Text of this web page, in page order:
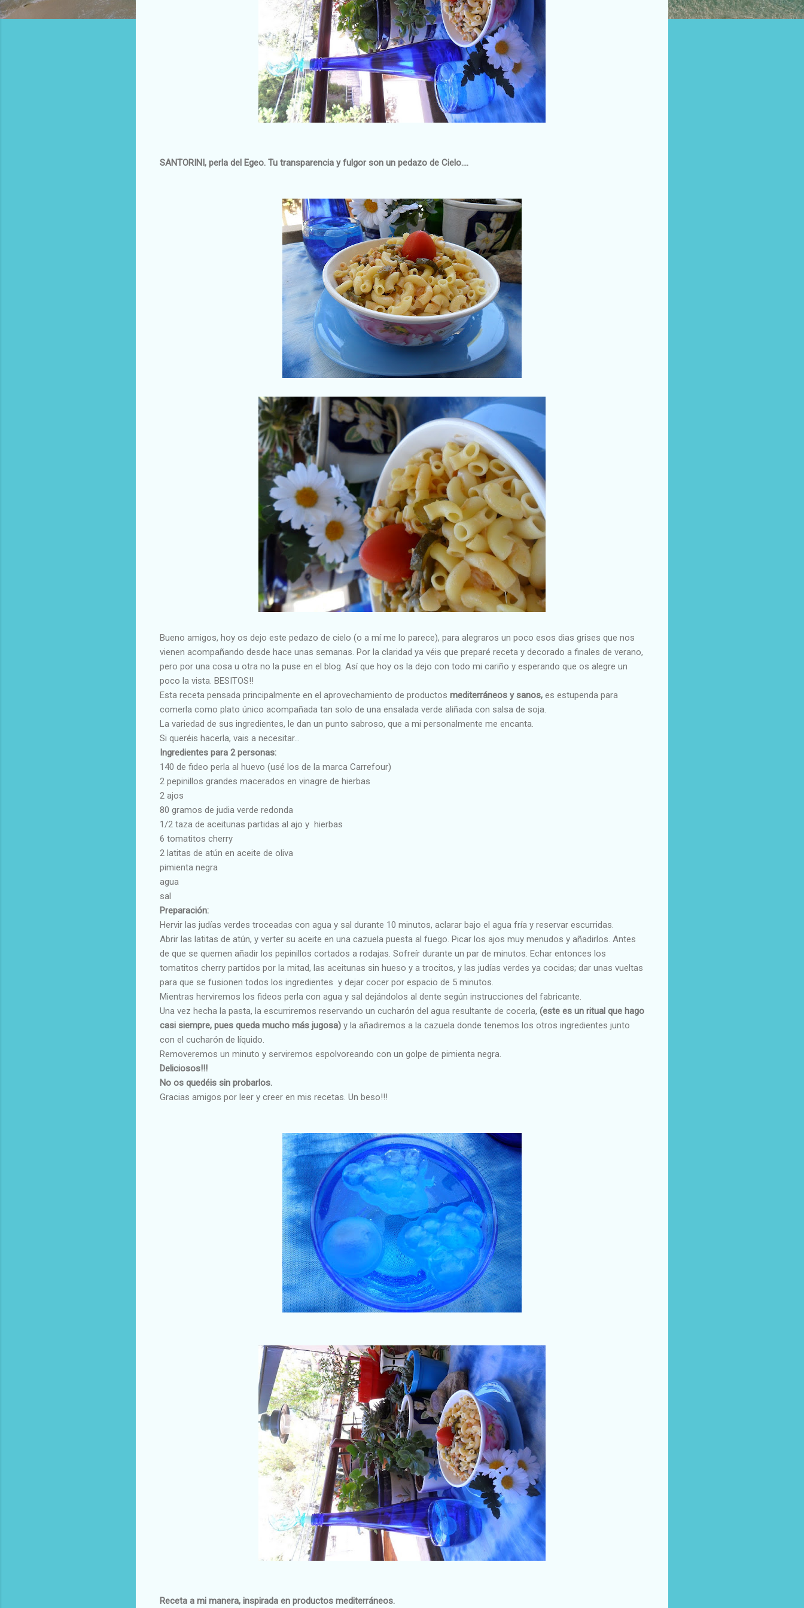
SANTORINI, perla del Egeo. Tu transparencia y fulgor son un pedazo de Cielo....
Bueno amigos, hoy os dejo este pedazo de cielo (o a mí me lo parece), para alegraros un poco esos dias grises que nos
vienen acompañando desde hace unas semanas. Por la claridad ya véis que preparé receta y decorado a finales de verano,
pero por una cosa u otra no la puse en el blog. Así que hoy os la dejo con todo mi cariño y esperando que os alegre un
poco la vista. BESITOS!!
Esta receta pensada principalmente en el aprovechamiento de productos mediterráneos y sanos, es estupenda para
comerla como plato único acompañada tan solo de una ensalada verde aliñada con salsa de soja.
La variedad de sus ingredientes, le dan un punto sabroso, que a mi personalmente me encanta.
Si queréis hacerla, vais a necesitar...
Ingredientes para 2 personas:
140 de fideo perla al huevo (usé los de la marca Carrefour)
2 pepinillos grandes macerados en vinagre de hierbas
2 ajos
80 gramos de judia verde redonda
1/2 taza de aceitunas partidas al ajo y hierbas
6 tomatitos cherry
2 latitas de atún en aceite de oliva
pimienta negra
agua
sal
Preparación:
Hervir las judías verdes troceadas con agua y sal durante 10 minutos, aclarar bajo el agua fría y reservar escurridas.
Abrir las latitas de atún, y verter su aceite en una cazuela puesta al fuego. Picar los ajos muy menudos y añadirlos. Antes
de que se quemen añadir los pepinillos cortados a rodajas. Sofreír durante un par de minutos. Echar entonces los
tomatitos cherry partidos por la mitad, las aceitunas sin hueso y a trocitos, y las judías verdes ya cocidas; dar unas vueltas
para que se fusionen todos los ingredientes y dejar cocer por espacio de 5 minutos.
Mientras herviremos los fideos perla con agua y sal dejándolos al dente según instrucciones del fabricante.
Una vez hecha la pasta, la escurriremos reservando un cucharón del agua resultante de cocerla, (este es un ritual que hago
casi siempre, pues queda mucho más jugosa) y la añadiremos a la cazuela donde tenemos los otros ingredientes junto
con el cucharón de líquido.
Removeremos un minuto y serviremos espolvoreando con un golpe de pimienta negra.
Deliciosos!!!
No os quedéis sin probarlos.
Gracias amigos por leer y creer en mis recetas. Un beso!!!
Receta a mi manera, inspirada en productos mediterráneos.